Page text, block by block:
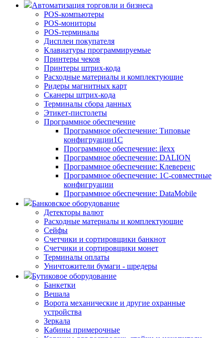
Автоматизация торговли и бизнеса
POS-компьютеры
POS-мониторы
POS-терминалы
Дисплеи покупателя
Клавиатуры программируемые
Принтеры чеков
Принтеры штрих-кода
Расходные материалы и комплектующие
Ридеры магнитных карт
Сканеры штрих-кода
Терминалы сбора данных
Этикет-пистолеты
Программное обеспечение
Программное обеспечение: Типовые
конфигруации1С
Программное обеспечение: ilexx
Программное обеспечение: DALION
Программное обеспечение: Клеверенс
Программное обеспечение: 1С-совместные
конфигруации
Программное обеспечение: DataMobile
Банковское оборудование
Детекторы валют
Расходные материалы и комплектующие
Сейфы
Счетчики и сортировщики банкнот
Счетчики и сортировщики монет
Терминалы оплаты
Уничтожители бумаги - шредеры
Бутиковое оборудование
Банкетки
Вешала
Ворота механические и другие охранные
устройства
Зеркала
Кабины примерочные